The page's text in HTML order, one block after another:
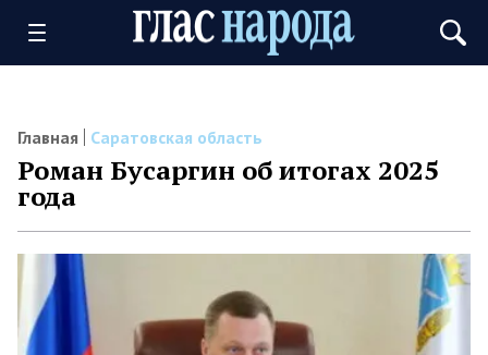
Главная Саратовская область
Роман Бусаргин об итогах 2025
года